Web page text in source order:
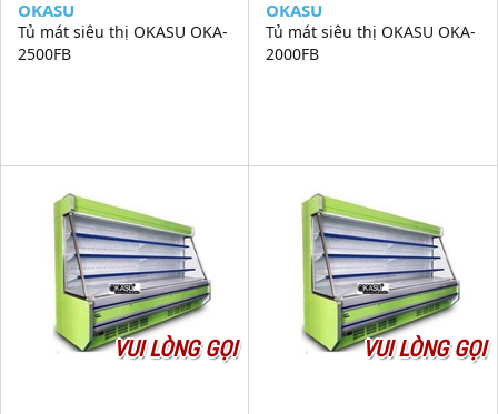
OKASU
Tủ mát siêu thị OKASU OKA-
2500FB
OKASU
Tủ mát siêu thị OKASU OKA-
2000FB
VUI LÒNG GỌI VUI LÒNG GỌI